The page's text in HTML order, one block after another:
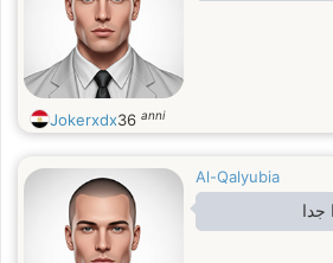
Jokerxdx36 anni
Al-Qalyubia
جدا